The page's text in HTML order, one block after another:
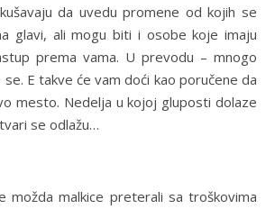
da uvedu promene od kojih se
glavi, ali mogu biti i osobe koje imaju
prema vama. U prevodu – mnogo
E takve će vam doći kao poručene da
mesto. Nedelja u kojoj gluposti dolaze
se odlažu…
možda malkice preterali sa troškovima